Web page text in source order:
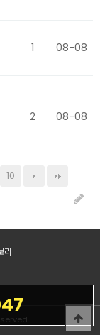
1 08-08
2 08-08
10
리